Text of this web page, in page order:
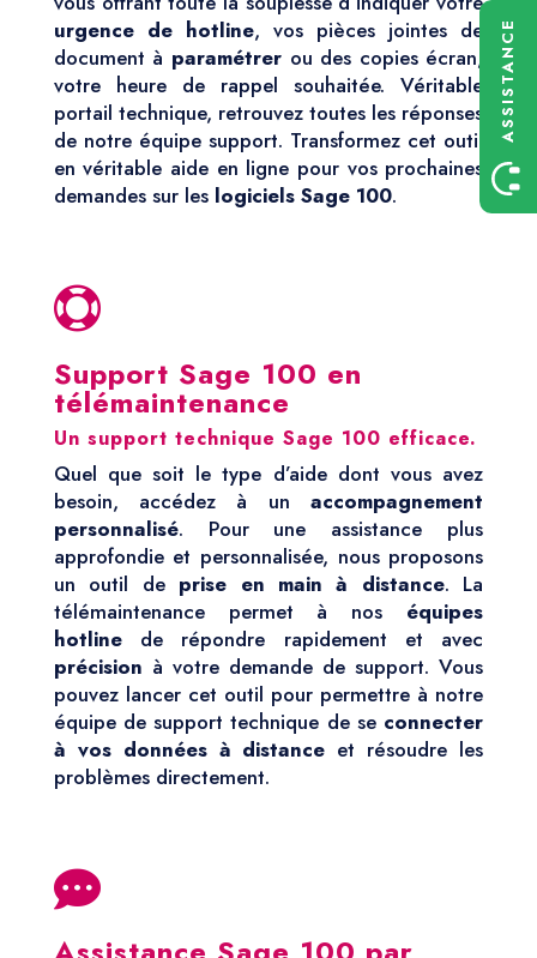
urgence de hotline, vos pièces jointes de
document à paramétrerou des copies écran,
votre heure de rappel souhaitée. Véritable
portail technique, retrouvez toutes les réponses
de notre équipe support. Transformez cet outil
en véritable aide en ligne pour vos prochaines
demandes sur les logiciels Sage 100.

Support Sage 100 en
télémaintenance
Un support technique Sage 100 efficace.
Quel que soit le type d’aide dont vous avez
besoin, accédez à unaccompagnement
personnalisé. Pour une assistance plus
approfondie et personnalisée, nous proposons
un outil de prise en main à distance. La
télémaintenance permet à nos équipes
hotlinede répondre rapidement et avec
précision à votre demande de support. Vous
pouvez lancer cet outil pour permettre à notre
équipe de support technique de se connecter
à vos données à distance et résoudre les
problèmes directement.

ASSISTANCE